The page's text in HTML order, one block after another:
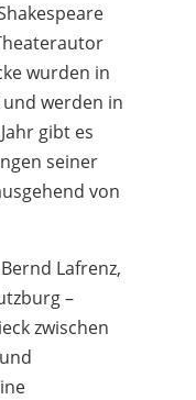
wurden in
werden in
gibt es
seiner
von
Lafrenz,
–
zwischen